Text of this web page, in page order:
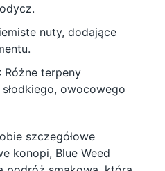
nuty, dodające
: Różne terpeny
owocowego
szczegółowe
konopi, Blue Weed